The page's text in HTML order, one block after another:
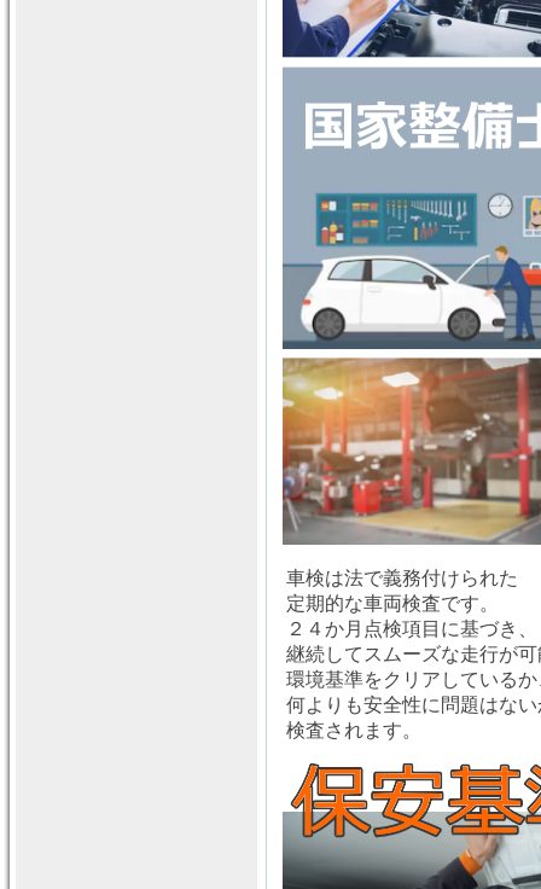
車検は法で義務付けられた
定期的な車両検査です。
２４か月点検項目に基づき、
継続してスムーズな走行が可
環境基準をクリアしているか
何よりも安全性に問題はない
検査されます。